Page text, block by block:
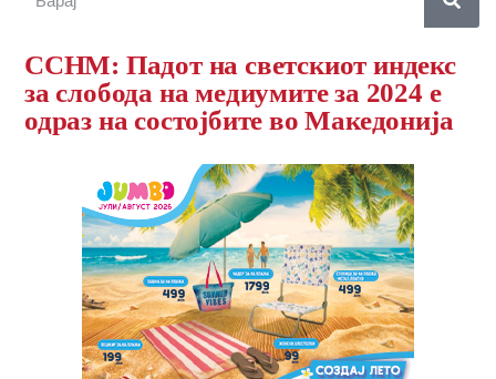
ССНМ: Падот на светскиот индекс
за слобода на медиумите за 2024 е
одраз на состојбите во Македонија